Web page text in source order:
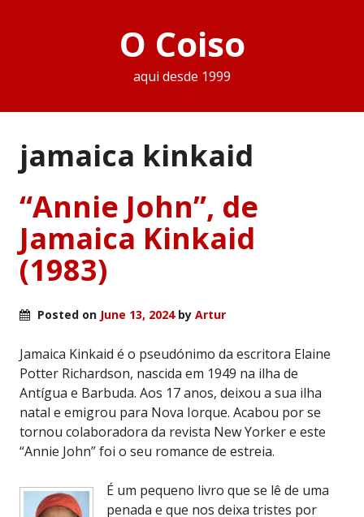
O Coiso
aqui desde 1999
jamaica kinkaid
“Annie John”, de
Jamaica Kinkaid
(1983)
Posted on June 13, 2024by Artur
Jamaica Kinkaid é o pseudónimo da escritora Elaine
Potter Richardson, nascida em 1949 na ilha de
Antígua e Barbuda. Aos 17 anos, deixou a sua ilha
natal e emigrou para Nova Iorque. Acabou por se
tornou colaboradora da revista New Yorker e este
“Annie John” foi o seu romance de estreia.
É um pequeno livro que se lê de uma
penada e que nos deixa tristes por